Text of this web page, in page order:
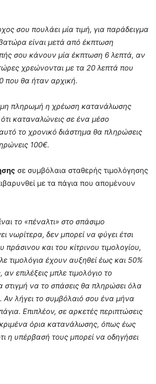
σου πουλάει μία τιμή, για παράδειγμα
είναι μετά από έκπτωση
σου κάνουν μία έκπτωση 6 λεπτά, αν
χρεώνονται με τα 20 λεπτά που
που θα ήταν αρχική.
πληρωμή η χρέωση κατανάλωσης
καταναλώνεις σε ένα μέσο
το χρονικό διάστημα θα πληρώσεις
100€.
σε συμβόλαια σταθερής τιμολόγησης
με τα πάγια που απομένουν
το «πέναλτι» στο σπάσιμο
νωρίτερα, δεν μπορεί να φύγει έτσι
και του κίτρινου τιμολογίου,
τιμολόγια έχουν αυξηθεί έως και 50%
επιλέξεις μπλε τιμολόγιο το
στιγμή να το σπάσεις θα πληρώσει όλα
Αν λήγει το συμβόλαιό σου ένα μήνα
Επιπλέον, σε αρκετές περιπτώσεις
όρια κατανάλωσης, όπως έως
η υπέρβασή τους μπορεί να οδηγήσει